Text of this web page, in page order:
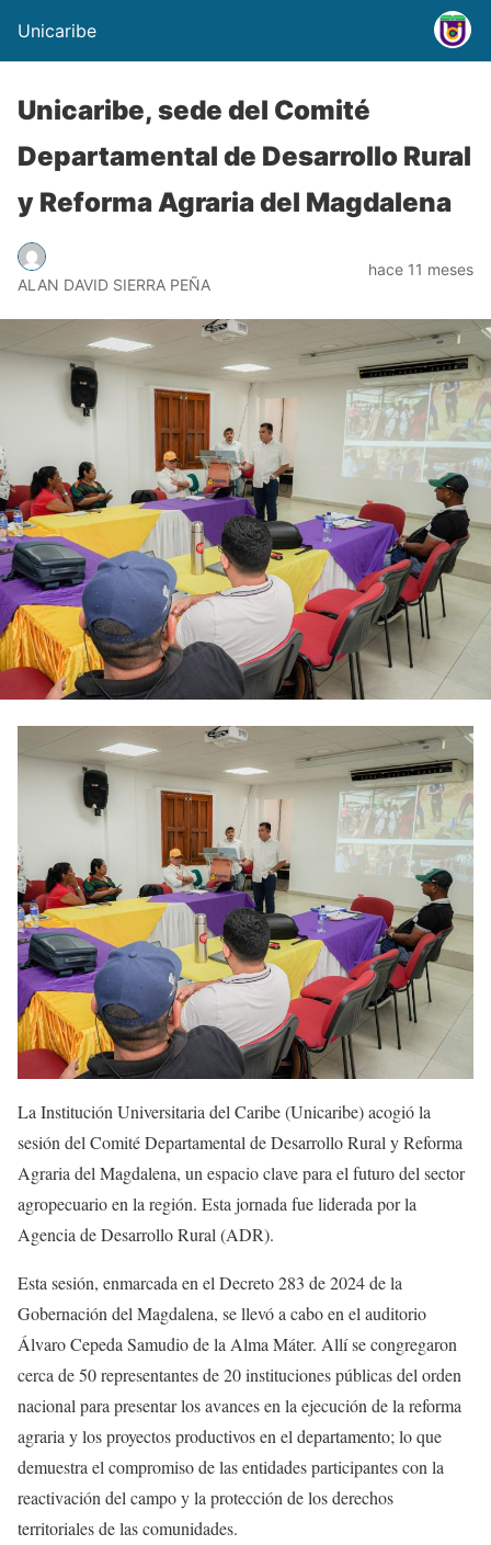
Unicaribe
Unicaribe, sede del Comité
Departamental de Desarrollo Rural
y Reforma Agraria del Magdalena
ALAN DAVID SIERRA PEÑA
hace 11 meses
La Institución Universitaria del Caribe (Unicaribe) acogió la
sesión del Comité Departamental de Desarrollo Rural y Reforma
Agraria del Magdalena, un espacio clave para el futuro del sector
agropecuario en la región. Esta jornada fue liderada por la
Agencia de Desarrollo Rural (ADR).
Esta sesión, enmarcada en el Decreto 283 de 2024 de la
Gobernación del Magdalena, se llevó a cabo en el auditorio
Álvaro Cepeda Samudio de la Alma Máter. Allí se congregaron
cerca de 50 representantes de 20 instituciones públicas del orden
nacional para presentar los avances en la ejecución de la reforma
agraria y los proyectos productivos en el departamento; lo que
demuestra el compromiso de las entidades participantes con la
reactivación del campo y la protección de los derechos
territoriales de las comunidades.